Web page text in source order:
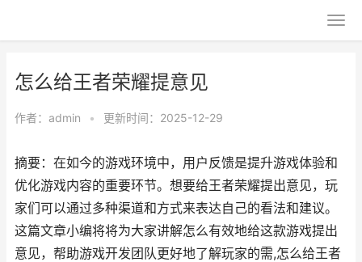
怎么给王者荣耀提意见
作者： admin • 更新时间：2025-12-29
摘要：在如今的游戏环境中，用户反馈是提升游戏体验和
优化游戏内容的重要环节。想要给王者荣耀提出意见，玩
家们可以通过多种渠道和方式来表达自己的看法和建议。
这篇文章小编将将为大家讲解怎么有效地给这款游戏提出
意见，帮助游戏开发团队更好地了解玩家的需,怎么给王者